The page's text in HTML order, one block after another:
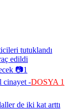
tutuklandı
edildi
📷1
cinayet -DOSYA 1
de iki kat arttı